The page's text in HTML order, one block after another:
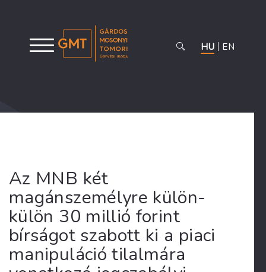
HU EN
Az MNB két
magánszemélyre külön-
külön 30 millió forint
bírságot szabott ki a piaci
manipuláció tilalmára